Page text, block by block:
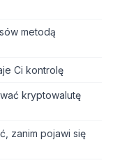
metodą
Ci kontrolę
kryptowalutę
zanim pojawi się